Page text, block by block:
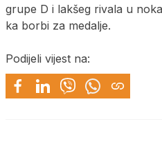
grupe D i lakšeg rivala u
ka borbi za medalje.
Podijeli vijest na: